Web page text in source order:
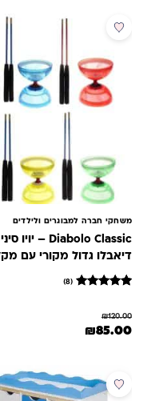
משחקי חברה למבוגרים ולילדים
Diabolo Classic – יויו סיני
דיאבלו גדול מקורי עם מקלות
מתוך 5
מבוסס על
(8)
₪120.00
המחיר המקורי היה: ₪120.00.
₪85.00 המחיר הנוכחי הוא: ₪85.00.